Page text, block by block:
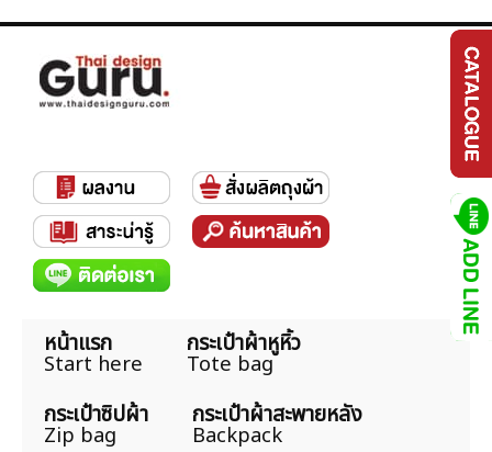
หน้าแรก
Start here
กระเป๋าผ้าหูหิ้ว
Tote bag
กระเป๋าซิปผ้า
Zip bag
กระเป๋าผ้าสะพายหลัง
Backpack